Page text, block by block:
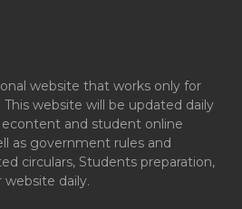
website that works only for
website will be updated daily
and student online
as government rules and
circulars, Students preparation,
website daily.